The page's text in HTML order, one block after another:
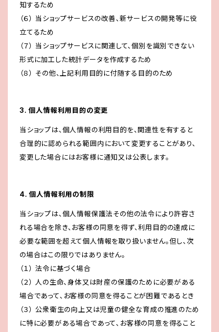
知するため
（６） 当ショップサービスの改善、新サービスの開発等に役
立てるため
（７） 当ショップサービスに関連して、個別を識別できない
形式に加工した統計データを作成するため
（８） その他、上記利用目的に付随する目的のため
3. 個人情報利用目的の変更
当ショップは、個人情報の利用目的を、関連性を有すると
合理的に認められる範囲内において変更することがあり、
変更した場合にはお客様に通知又は公表します。
4. 個人情報利用の制限
当ショップは、個人情報保護法その他の法令により許容さ
れる場合を除き、お客様の同意を得ず、利用目的の達成に
必要な範囲を超えて個人情報を取り扱いません。但し、次
の場合はこの限りではありません。
（１） 法令に基づく場合
（２） 人の生命、身体又は財産の保護のために必要がある
場合であって、お客様の同意を得ることが困難であるとき
（３） 公衆衛生の向上又は児童の健全な育成の推進のため
に特に必要がある場合であって、お客様の同意を得ること